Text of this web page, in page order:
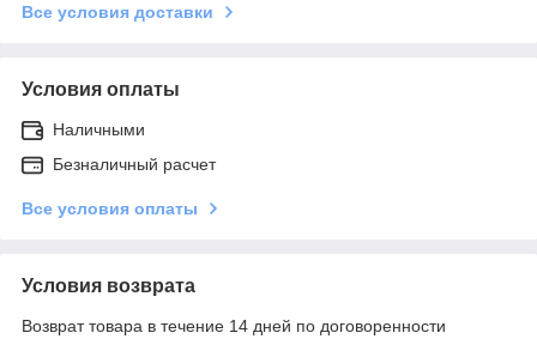
Все условия доставки
Условия оплаты
Наличными
Безналичный расчет
Все условия оплаты
Условия возврата
Возврат товара в течение 14 дней по договоренности